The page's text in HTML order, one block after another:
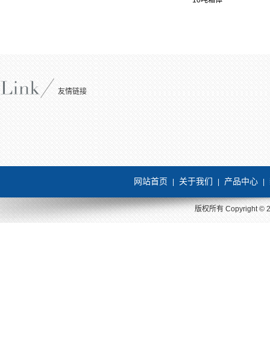
友情链接
网站首页 关于我们 产品中心
版权所有 Copyright ©